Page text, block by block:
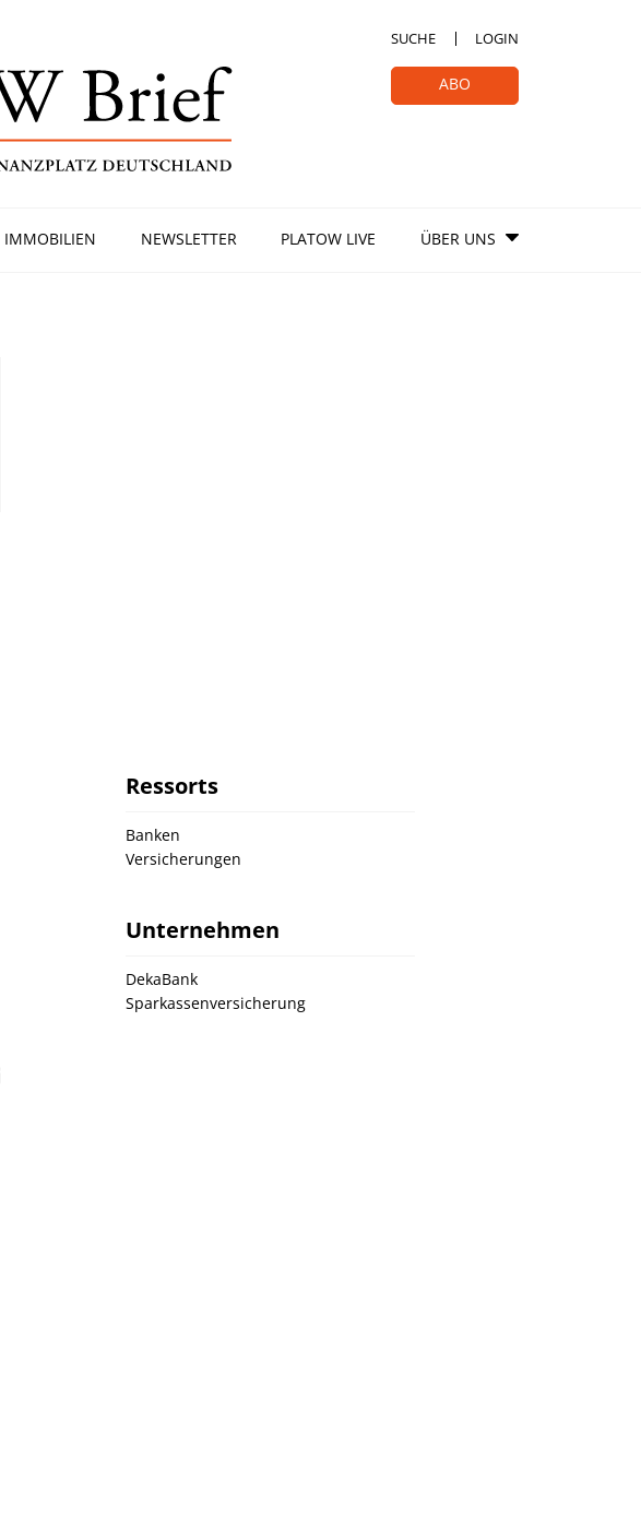
SUCHE LOGIN
ABO
IMMOBILIEN NEWSLETTER PLATOW LIVE ÜBER UNS
Ressorts
Banken
Versicherungen
Unternehmen
DekaBank
Sparkassenversicherung